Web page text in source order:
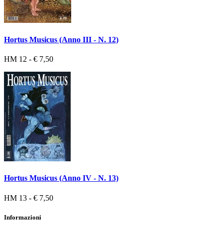
Hortus Musicus (Anno III - N. 12)
HM 12 - € 7,50
Hortus Musicus (Anno IV - N. 13)
HM 13 - € 7,50
Informazioni